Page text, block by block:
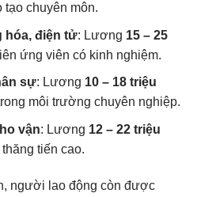
tạo chuyên môn.
hóa, điện tử: Lương 15 – 25
ứng viên có kinh nghiệm.
sự: Lương 10 – 18 triệu
môi trường chuyên nghiệp.
vận: Lương 12 – 22 triệu
tiến cao.
người lao động còn được